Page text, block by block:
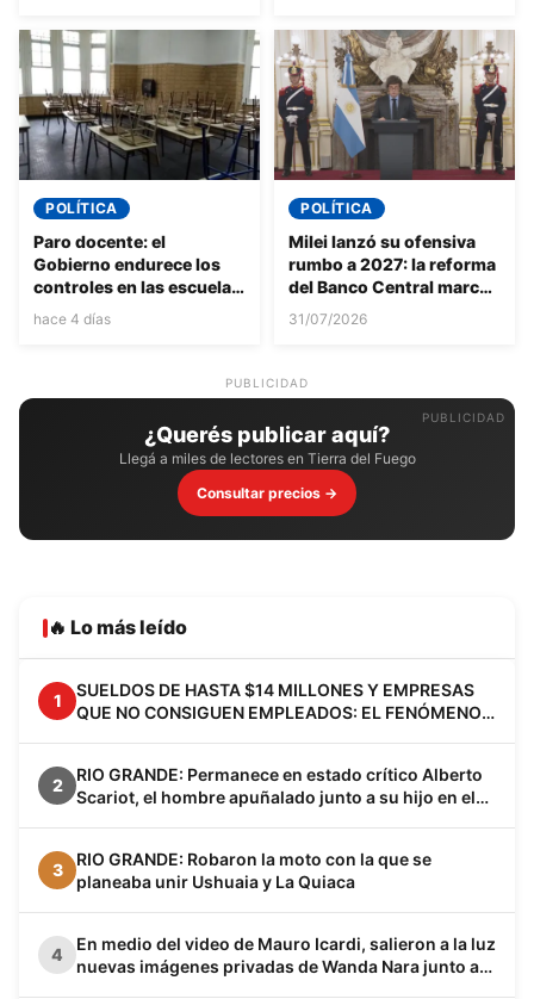
reforma del Fuego
confirmación
POLÍTICA
Paro docente: el
Gobierno endurece los
controles en las escuelas
y anticipa un fuerte
hace 4 días
POLÍTICA
Milei lanzó su ofensiva
rumbo a 2027: la reforma
del Banco Central marcó
el inicio de la campaña
por la reelección
31/07/2026
PUBLICIDAD
¿Querés publicar aquí?
Llegá a miles de lectores en Tierra del Fuego
Consultar precios →
🔥 Lo más leído
1
SUELDOS DE HASTA $14 MILLONES Y EMPRESAS
QUE NO CONSIGUEN EMPLEADOS: EL FENÓMENO
2
RIO GRANDE: Permanece en estado crítico Alberto
Scariot, el hombre apuñalado junto a su hijo en el
3
RIO GRANDE: Robaron la moto con la que se
planeaba unir Ushuaia y La Quiaca
4
En medio del video de Mauro Icardi, salieron a la luz
nuevas imágenes privadas de Wanda Nara junto a